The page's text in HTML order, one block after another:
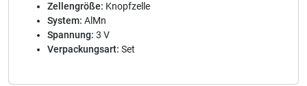
Zellengröße: Knopfzelle
System: AlMn
Spannung: 3 V
Verpackungsart: Set